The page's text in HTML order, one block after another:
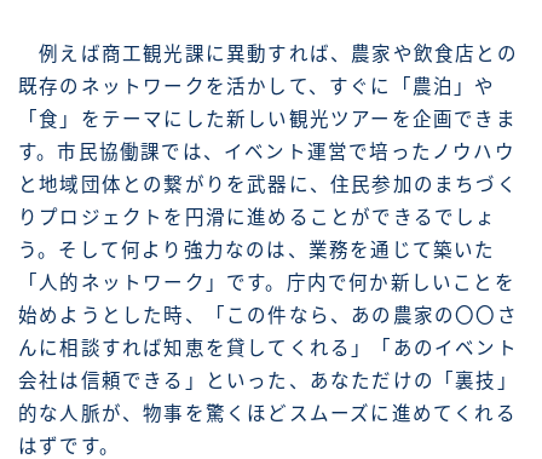
例えば商工観光課に異動すれば、農家や飲食店との
既存のネットワークを活かして、すぐに「農泊」や
「食」をテーマにした新しい観光ツアーを企画できま
す。市民協働課では、イベント運営で培ったノウハウ
と地域団体との繋がりを武器に、住民参加のまちづく
りプロジェクトを円滑に進めることができるでしょ
う。そして何より強力なのは、業務を通じて築いた
「人的ネットワーク」です。庁内で何か新しいことを
始めようとした時、「この件なら、あの農家の〇〇さ
んに相談すれば知恵を貸してくれる」「あのイベント
会社は信頼できる」といった、あなただけの「裏技」
的な人脈が、物事を驚くほどスムーズに進めてくれる
はずです。